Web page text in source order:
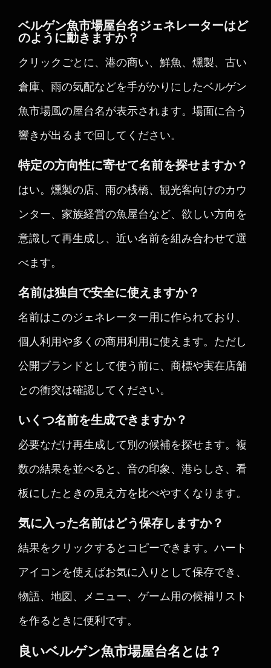
ベルゲン魚市場屋台名ジェネレーターはど
のように動きますか？
クリックごとに、港の商い、鮮魚、燻製、古い
倉庫、雨の気配などを手がかりにしたベルゲン
魚市場風の屋台名が表示されます。場面に合う
響きが出るまで回してください。
特定の方向性に寄せて名前を探せますか？
はい。燻製の店、雨の桟橋、観光客向けのカウ
ンター、家族経営の魚屋台など、欲しい方向を
意識して再生成し、近い名前を組み合わせて選
べます。
名前は独自で安全に使えますか？
名前はこのジェネレーター用に作られており、
個人利用や多くの商用利用に使えます。ただし
公開ブランドとして使う前に、商標や実在店舗
との衝突は確認してください。
いくつ名前を生成できますか？
必要なだけ再生成して別の候補を探せます。複
数の結果を並べると、音の印象、港らしさ、看
板にしたときの見え方を比べやすくなります。
気に入った名前はどう保存しますか？
結果をクリックするとコピーできます。ハート
アイコンを使えばお気に入りとして保存でき、
物語、地図、メニュー、ゲーム用の候補リスト
を作るときに便利です。
良いベルゲン魚市場屋台名とは？